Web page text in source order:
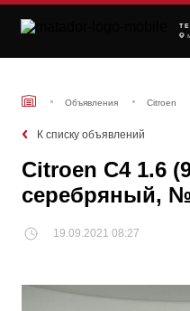
Объявления Citroen
К списку объявлений
Citroen C4 1.6
серебряный,
19.09.2021 08:27